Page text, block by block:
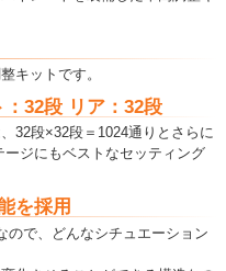
キットです。
32段 リア：32段
32段×32段＝1024通りとさらに
ジにもベストなセッティング
を採用
ので、どんなシチュエーション